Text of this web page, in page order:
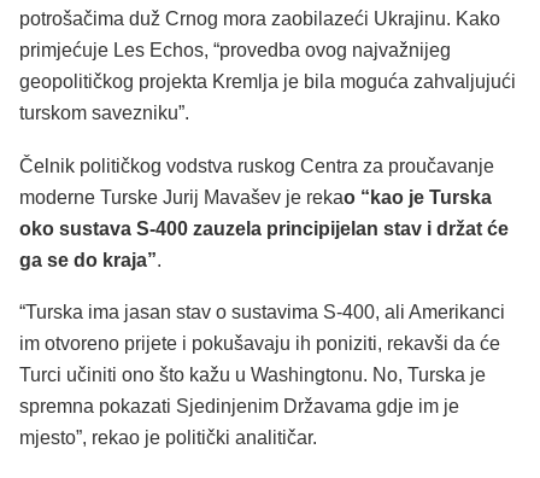
potrošačima duž Crnog mora zaobilazeći Ukrajinu. Kako
primjećuje Les Echos, “provedba ovog najvažnijeg
geopolitičkog projekta Kremlja je bila moguća zahvaljujući
turskom savezniku”.
Čelnik političkog vodstva ruskog Centra za proučavanje
moderne Turske Jurij Mavašev je rekao “kao je Turska
oko sustava S-400 zauzela principijelan stav i držat će
ga se do kraja”.
“Turska ima jasan stav o sustavima S-400, ali Amerikanci
im otvoreno prijete i pokušavaju ih poniziti, rekavši da će
Turci učiniti ono što kažu u Washingtonu. No, Turska je
spremna pokazati Sjedinjenim Državama gdje im je
mjesto”, rekao je politički analitičar.